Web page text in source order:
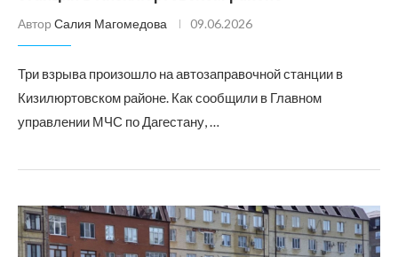
Автор Салия Магомедова 09.06.2026
Три взрыва произошло на автозаправочной станции в
Кизилюртовском районе. Как сообщили в Главном
управлении МЧС по Дагестану, …